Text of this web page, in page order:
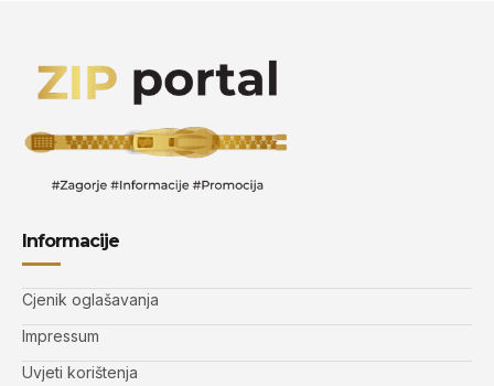
Informacije
Cjenik oglašavanja
Impressum
Uvjeti korištenja